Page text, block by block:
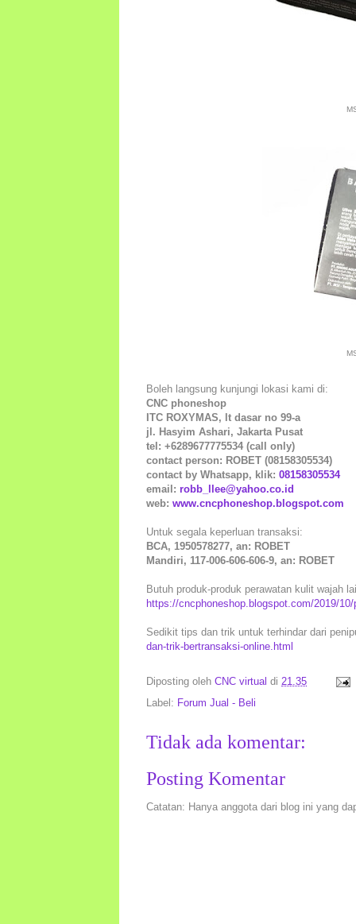
Boleh langsung kunjungi lokasi kami di:
CNC phoneshop
ITC ROXYMAS, lt dasar no 99-a
jl. Hasyim Ashari, Jakarta Pusat
tel: +6289677775534 (call only)
contact person: ROBET (08158305534)
contact by Whatsapp, klik: 08158305534
email: robb_llee@yahoo.co.id
web: www.cncphoneshop.blogspot.com
Untuk segala keperluan transaksi:
BCA, 1950578277, an: ROBET
Mandiri, 117-006-606-606-9, an: ROBET
Butuh produk-produk perawatan kulit wajah
https://cncphoneshop.blogspot.com/2019/
Sedikit tips dan trik untuk terhindar dari
dan-trik-bertransaksi-online.html
Diposting oleh CNC virtual di 21.35
Label: Forum Jual - Beli
Tidak ada komentar:
Posting Komentar
Catatan: Hanya anggota dari blog ini yang